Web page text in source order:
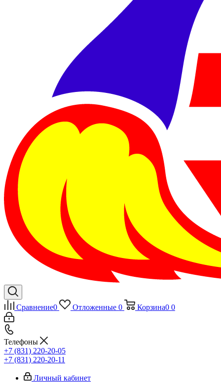
Сравнение0 Отложенные 0 Корзина0 0
Телефоны
+7 (831) 220-20-05
+7 (831) 220-20-11
Личный кабинет